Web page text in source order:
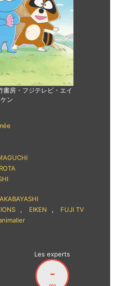
房・フジテレビ・エイ
ケン
, EIKEN ,
FUJI TV
Les experts
-